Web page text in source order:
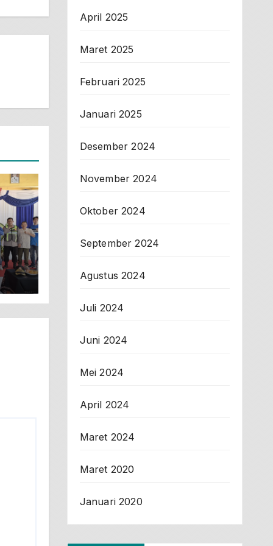
April 2025
Maret 2025
Februari 2025
Januari 2025
Desember 2024
November 2024
Oktober 2024
September 2024
Agustus 2024
Juli 2024
Juni 2024
Mei 2024
April 2024
Maret 2024
Maret 2020
Januari 2020